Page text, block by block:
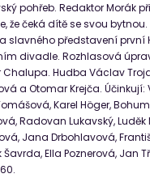
pohřeb. Redaktor Morák
že čeká dítě se svou
slavného představení první
divadle. Rozhlasová
Chalupa. Hudba Václav
a Otomar Krejča.
Karel Höger,
Radovan Lukavský, Luděk
Jana Drbohlavová,
Šavrda, Ella Poznerová, Jan